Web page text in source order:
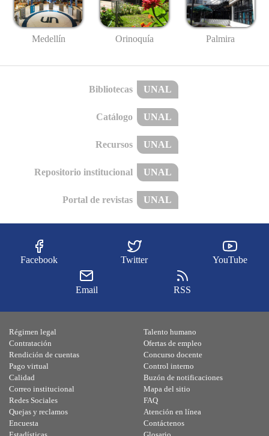
Medellín Orinoquía Palmira
Bibliotecas UNAL
Catálogo UNAL
Recursos UNAL
Repositorio institucional UNAL
Portal de revistas UNAL
Facebook Twitter YouTube
Email RSS
Régimen legal
Contratación
Rendición de cuentas
Pago virtual
Calidad
Talento humano
Ofertas de empleo
Concurso docente
Control interno
Buzón de notificaciones
Correo institucional
Redes Sociales
Quejas y reclamos
Encuesta
Mapa del sitio
FAQ
Atención en línea
Contáctenos